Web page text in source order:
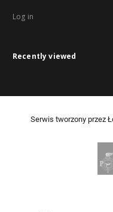
Log in
Recently viewed
Serwis tworzony przez